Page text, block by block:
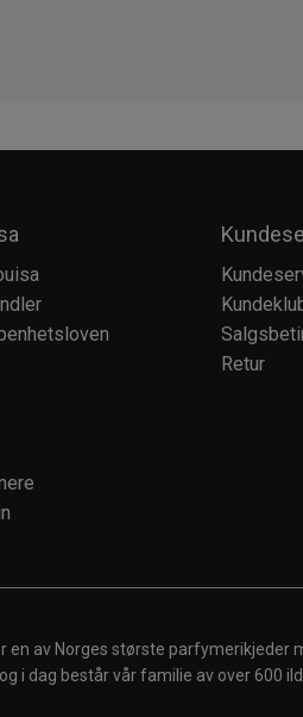
Retur
en av Norges største
i dag består vår familie av over 600